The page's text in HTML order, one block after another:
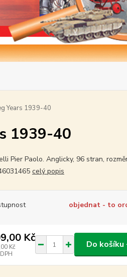
Years 1939-40
1939-40
Pier Paolo. Anglicky, 96 stran,
celý popis
objednat - to
Kč
Kč
Do